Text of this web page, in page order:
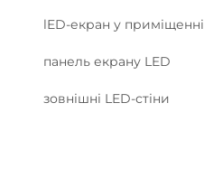
lED-екран у приміщенні
панель екрану LED
зовнішні LED-стіни